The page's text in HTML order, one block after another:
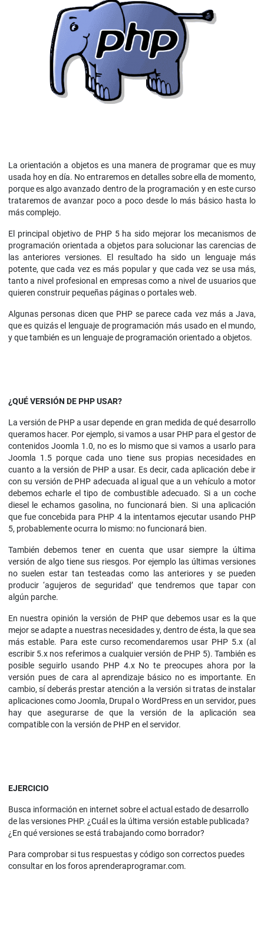
La orientación a objetos es una manera de programar que es muy
usada hoy en día. No entraremos en detalles sobre ella de momento,
porque es algo avanzado dentro de la programación y en este curso
trataremos de avanzar poco a poco desde lo más básico hasta lo
más complejo.
El principal objetivo de PHP 5 ha sido mejorar los mecanismos de
programación orientada a objetos para solucionar las carencias de
las anteriores versiones. El resultado ha sido un lenguaje más
potente, que cada vez es más popular y que cada vez se usa más,
tanto a nivel profesional en empresas como a nivel de usuarios que
quieren construir pequeñas páginas o portales web.
Algunas personas dicen que PHP se parece cada vez más a Java,
que es quizás el lenguaje de programación más usado en el mundo,
y que también es un lenguaje de programación orientado a objetos.
¿QUÉ VERSIÓN DE PHP USAR?
La versión de PHP a usar depende en gran medida de qué desarrollo
queramos hacer. Por ejemplo, si vamos a usar PHP para el gestor de
contenidos Joomla 1.0, no es lo mismo que si vamos a usarlo para
Joomla 1.5 porque cada uno tiene sus propias necesidades en
cuanto a la versión de PHP a usar. Es decir, cada aplicación debe ir
con su versión de PHP adecuada al igual que a un vehículo a motor
debemos echarle el tipo de combustible adecuado. Si a un coche
diesel le echamos gasolina, no funcionará bien. Si una aplicación
que fue concebida para PHP 4 la intentamos ejecutar usando PHP
5, probablemente ocurra lo mismo: no funcionará bien.
También debemos tener en cuenta que usar siempre la última
versión de algo tiene sus riesgos. Por ejemplo las últimas versiones
no suelen estar tan testeadas como las anteriores y se pueden
producir ‘agujeros de seguridad’ que tendremos que tapar con
algún parche.
En nuestra opinión la versión de PHP que debemos usar es la que
mejor se adapte a nuestras necesidades y, dentro de ésta, la que sea
más estable. Para este curso recomendaremos usar PHP 5.x (al
escribir 5.x nos referimos a cualquier versión de PHP 5). También es
posible seguirlo usando PHP 4.x No te preocupes ahora por la
versión pues de cara al aprendizaje básico no es importante. En
cambio, sí deberás prestar atención a la versión si tratas de instalar
aplicaciones como Joomla, Drupal o WordPress en un servidor, pues
hay que asegurarse de que la versión de la aplicación sea
compatible con la versión de PHP en el servidor.
EJERCICIO
Busca información en internet sobre el actual estado de desarrollo
de las versiones PHP. ¿Cuál es la última versión estable publicada?
¿En qué versiones se está trabajando como borrador?
Para comprobar si tus respuestas y código son correctos puedes
consultar en los foros aprenderaprogramar.com.